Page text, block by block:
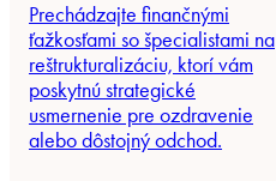
Prechádzajte finančnými
ťažkosťami so špecialistami na
reštrukturalizáciu, ktorí vám
poskytnú strategické
usmernenie pre ozdravenie
alebo dôstojný odchod.